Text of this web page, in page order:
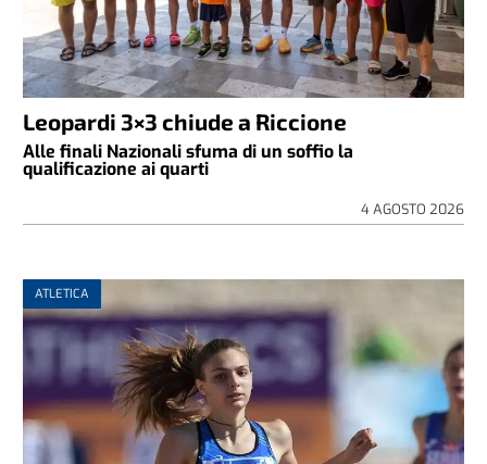
Leopardi 3×3 chiude a Riccione
Alle finali Nazionali sfuma di un soffio la
qualificazione ai quarti
4 AGOSTO 2026
ATLETICA